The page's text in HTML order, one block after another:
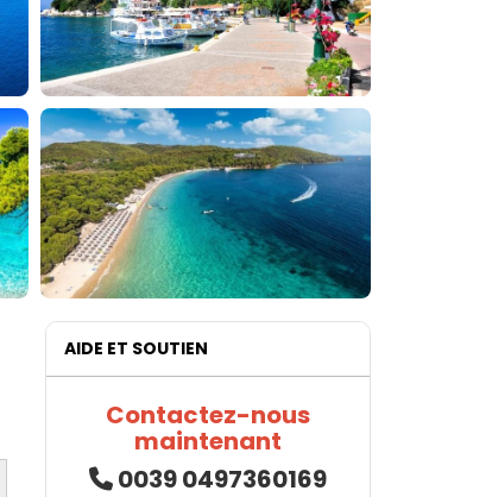
AIDE ET SOUTIEN
Contactez-nous
maintenant
0039 0497360169